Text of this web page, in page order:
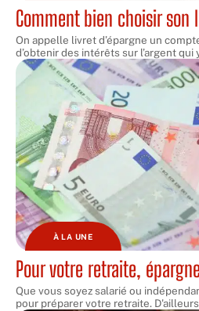
Comment bien choisir son
On appelle livret d’épargne un
d’obtenir des intérêts sur l’argent qui
À LA UNE
Pour votre retraite,
Que vous soyez salarié ou
pour préparer votre retraite.